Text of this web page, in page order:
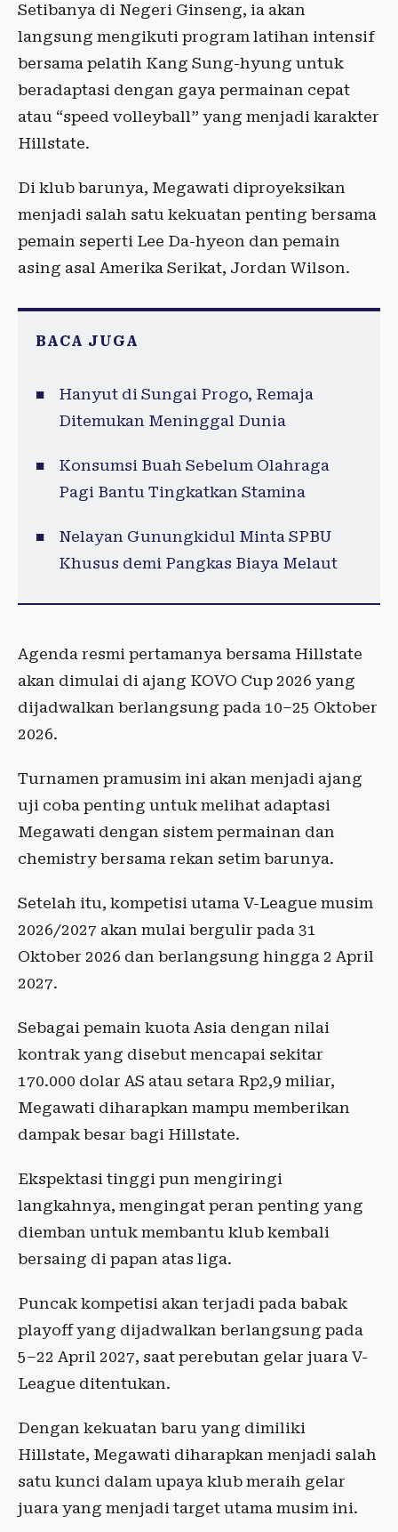
Setibanya di Negeri Ginseng, ia akan
langsung mengikuti program latihan intensif
bersama pelatih Kang Sung-hyung untuk
beradaptasi dengan gaya permainan cepat
atau “speed volleyball” yang menjadi karakter
Hillstate.
Di klub barunya, Megawati diproyeksikan
menjadi salah satu kekuatan penting bersama
pemain seperti Lee Da-hyeon dan pemain
asing asal Amerika Serikat, Jordan Wilson.
BACA JUGA
Hanyut di Sungai Progo, Remaja
Ditemukan Meninggal Dunia
Konsumsi Buah Sebelum Olahraga
Pagi Bantu Tingkatkan Stamina
Nelayan Gunungkidul Minta SPBU
Khusus demi Pangkas Biaya Melaut
Agenda resmi pertamanya bersama Hillstate
akan dimulai di ajang KOVO Cup 2026 yang
dijadwalkan berlangsung pada 10–25 Oktober
2026.
Turnamen pramusim ini akan menjadi ajang
uji coba penting untuk melihat adaptasi
Megawati dengan sistem permainan dan
chemistry bersama rekan setim barunya.
Setelah itu, kompetisi utama V-League musim
2026/2027 akan mulai bergulir pada 31
Oktober 2026 dan berlangsung hingga 2 April
2027.
Sebagai pemain kuota Asia dengan nilai
kontrak yang disebut mencapai sekitar
170.000 dolar AS atau setara Rp2,9 miliar,
Megawati diharapkan mampu memberikan
dampak besar bagi Hillstate.
Ekspektasi tinggi pun mengiringi
langkahnya, mengingat peran penting yang
diemban untuk membantu klub kembali
bersaing di papan atas liga.
Puncak kompetisi akan terjadi pada babak
playoff yang dijadwalkan berlangsung pada
5–22 April 2027, saat perebutan gelar juara V-
League ditentukan.
Dengan kekuatan baru yang dimiliki
Hillstate, Megawati diharapkan menjadi salah
satu kunci dalam upaya klub meraih gelar
juara yang menjadi target utama musim ini.